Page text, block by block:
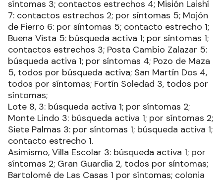
síntomas 3; contactos estrechos 4; Misión Laishí
7: contactos estrechos 2; por síntomas 5; Mojón
de Fierro 6: por síntomas 5; contacto estrecho 1;
Buena Vista 5: búsqueda activa 1; por síntomas 1;
contactos estrechos 3; Posta Cambio Zalazar 5:
búsqueda activa 1; por síntomas 4; Pozo de Maza
5, todos por búsqueda activa; San Martín Dos 4,
todos por síntomas; Fortín Soledad 3, todos por
síntomas;
Lote 8, 3: búsqueda activa 1; por síntomas 2;
Monte Lindo 3: búsqueda activa 1; por síntomas 2;
Siete Palmas 3: por síntomas 1; búsqueda activa 1;
contacto estrecho 1.
Asimismo, Villa Escolar 3: búsqueda activa 1; por
síntomas 2; Gran Guardia 2, todos por síntomas;
Bartolomé de Las Casas 1 por síntomas; colonia